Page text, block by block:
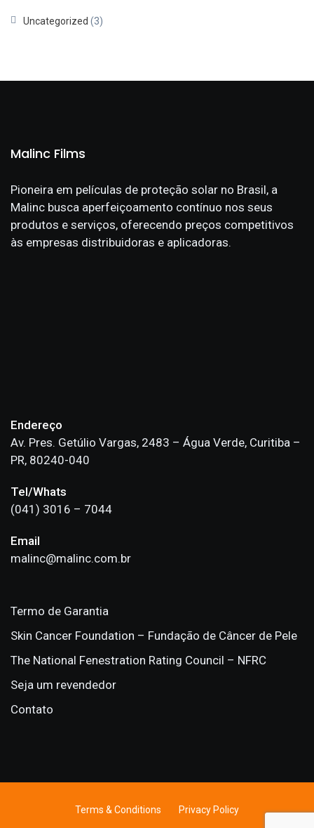
Uncategorized (3)
Malinc Films
Pioneira em películas de proteção solar no Brasil, a
Malinc busca aperfeiçoamento contínuo nos seus
produtos e serviços, oferecendo preços competitivos
às empresas distribuidoras e aplicadoras.
Endereço
Av. Pres. Getúlio Vargas, 2483 – Água Verde, Curitiba –
PR, 80240-040
Tel/Whats
(041) 3016 – 7044
Email
malinc@malinc.com.br
Termo de Garantia
Skin Cancer Foundation – Fundação de Câncer de Pele
The National Fenestration Rating Council – NFRC
Seja um revendedor
Contato
Terms & Conditions Privacy Policy